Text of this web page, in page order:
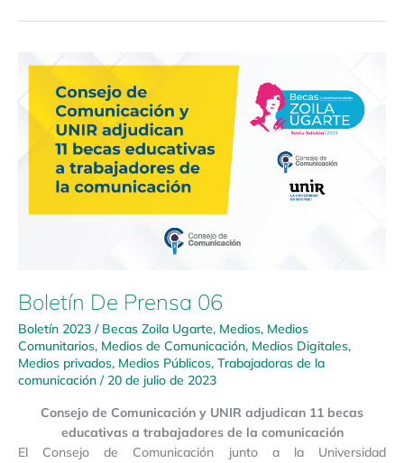
Boletín De Prensa 06
Boletín 2023 / Becas Zoila Ugarte, Medios, Medios
Comunitarios, Medios de Comunicación, Medios Digitales,
Medios privados, Medios Públicos, Trabajadoras de la
comunicación / 20 de julio de 2023
Consejo de Comunicación y UNIR adjudican 11 becas
educativas a trabajadores de la comunicación
El Consejo de Comunicación junto a la Universidad
Prensa